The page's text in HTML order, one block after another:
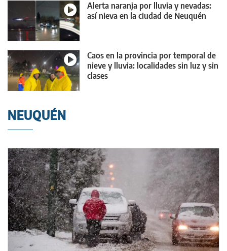
Alerta naranja por lluvia y nevadas:
así nieva en la ciudad de Neuquén
Caos en la provincia por temporal de
nieve y lluvia: localidades sin luz y sin
clases
NEUQUÉN